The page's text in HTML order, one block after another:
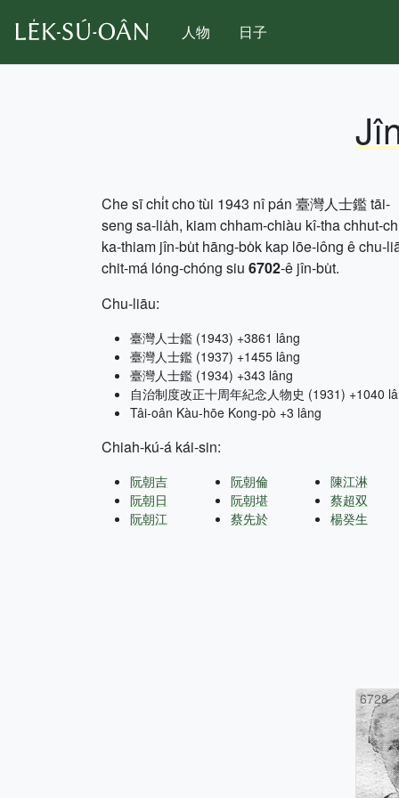
人物 日子
Che sī chi̍t cho͘ tùi 1943 nî pán 臺灣人士鑑 tāi-
seng sa-lia̍h, kiam chham-chiàu kî-tha chhut-
ka-thiam jîn-bu̍t hāng-bo̍k kap lōe-iông ê chu-
chit-má lóng-chóng siu 6702-ê jîn-bu̍t.
Chu-liāu:
臺灣人士鑑 (1943) +3861 lâng
臺灣人士鑑 (1937) +1455 lâng
臺灣人士鑑 (1934) +343 lâng
自治制度改正十周年紀念人物史 (1931) +1040
Tâi-oân Kàu-hōe Kong-pò +3 lâng
Chiah-kú-á kái-sin:
阮朝吉
阮朝日
阮朝江
阮朝倫
阮朝堪
蔡先於
陳江淋
蔡超双
楊癸生
6728